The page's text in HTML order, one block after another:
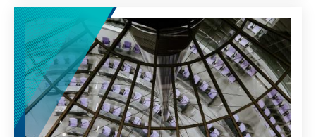
defizitfinanzierte Transfers an Haushalte? Wie
ist der Vorschlag einer Übergewinnsteuer zu
bewerten?